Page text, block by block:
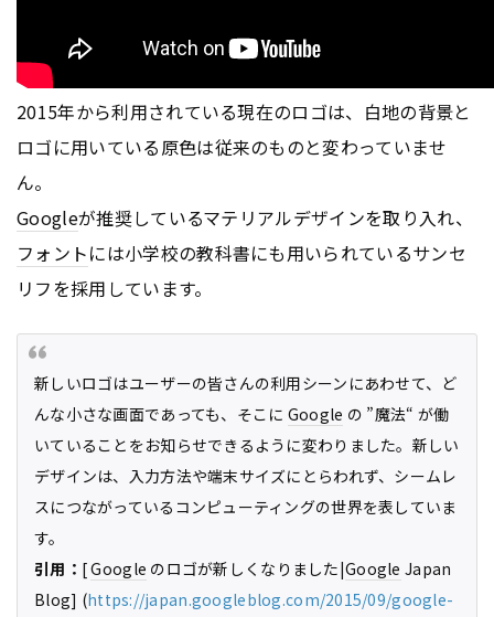
2015年から利用されている現在のロゴは、白地の背景と
ロゴに用いている原色は従来のものと変わっていませ
ん。
Googleが推奨しているマテリアルデザインを取り入れ、
フォントには小学校の教科書にも用いられているサンセ
リフを採用しています。
新しいロゴはユーザーの皆さんの利用シーンにあわせて、ど
んな小さな画面であっても、そこに Google の ”魔法“ が働
いていることをお知らせできるように変わりました。新しい
デザインは、入力方法や端末サイズにとらわれず、シームレ
スにつながっているコンピューティングの世界を表していま
す。
引用： [Google のロゴが新しくなりました|Google Japan
Blog] (https://japan.googleblog.com/2015/09/google-